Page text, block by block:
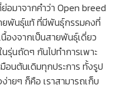
อมาจากคำว่า Open breed
ยพันธุ์แท้ ที่มีพันธุ์กรรมคงที่
องจากเป็นสายพันธุ์เดี่ยว
รุ่นถัดๆ กันไปทำการเพาะ
นต้นเดิมทุกประการ ทั้งรูป
ายๆ ก็คือ เราสามารถเก็บ